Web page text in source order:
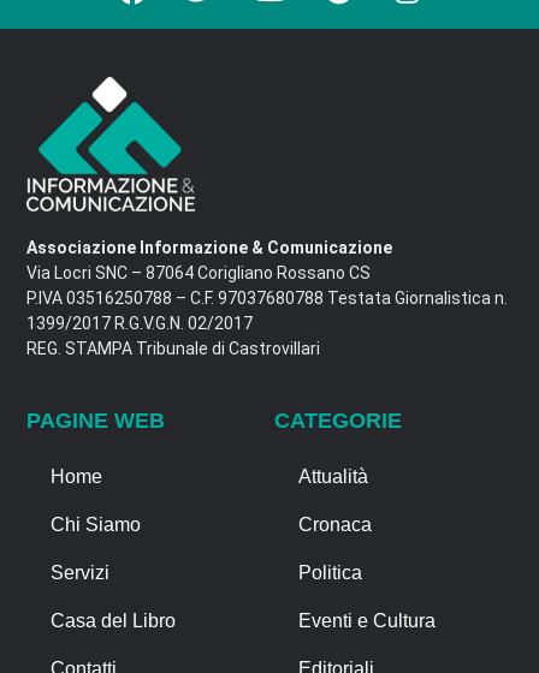
Associazione Informazione & Comunicazione
Via Locri SNC – 87064 Corigliano Rossano CS
P.IVA 03516250788 – C.F. 97037680788 Testata Giornalistica n.
1399/2017 R.G.V.G.N. 02/2017
REG. STAMPA Tribunale di Castrovillari
PAGINE WEB
Home
Chi Siamo
Servizi
Casa del Libro
Contatti
CATEGORIE
Attualità
Cronaca
Politica
Eventi e Cultura
Editoriali